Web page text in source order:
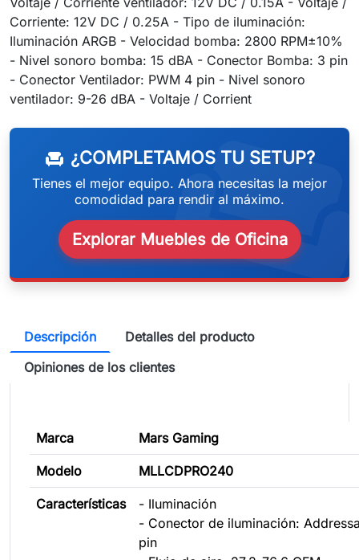
Corriente: 12V DC / 0.25A - Tipo de iluminación:
Iluminación ARGB - Velocidad bomba: 2800 RPM±10%
- Nivel sonoro bomba: 15 dBA - Conector Bomba: 3 pin
- Conector Ventilador: PWM 4 pin - Nivel sonoro
ventilador: 9-26 dBA - Voltaje / Corrient
chair ¿COMPLETAMOS TU SETUP?
Tienes el mejor equipo. Ahora necesitas la mejor
comodidad para rendir al máximo.
Explorar Muebles de Oficina
Descripción
Detalles del producto
Opiniones de los clientes
Marca Mars Gaming
Modelo MLLCDPRO240
Características
- Iluminación
- Conector de iluminación:
pin